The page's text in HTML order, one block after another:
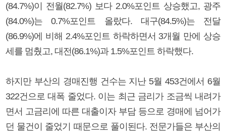
(84.7%)이 전월(82.7%) 보다 2.0%포인트 상승했고, 광주
(84.0%)는 0.7%포인트 올랐다. 대구(84.5%)는 전달
(86.9%)에 비해 2.4%포인트 하락하면서 3개월 만에 상승
세를 멈췄고, 대전(86.1%)과 1.5%포인트 하락했다.
하지만 부산의 경매진행 건수는 지난 5월 453건에서 6월
322건으로 대폭 줄었다. 이는 최근 금리가 조금씩 내려가
면서 고금리에 따른 대출이자 부담 등으로 경매에 넘어가
던 물건이 줄었기 때문으로 풀이된다. 전문가들은 부산의